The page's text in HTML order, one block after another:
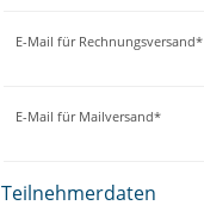
E-Mail für Rechnungsversand*
E-Mail für Mailversand*
Teilnehmerdaten